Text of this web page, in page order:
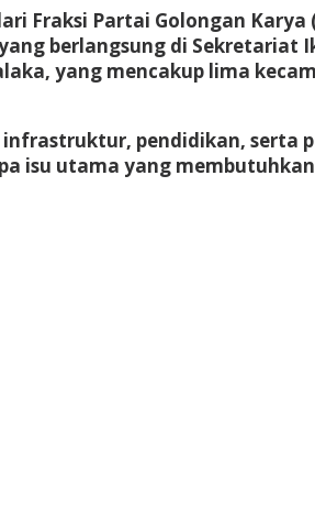
Fraksi Partai Golongan
berlangsung di Sekretariat
yang mencakup lima
pendidikan, serta
isu utama yang